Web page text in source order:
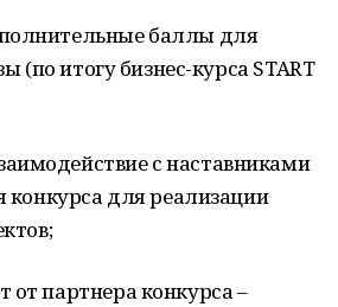
баллы для
(по итогу бизнес-курса START
с наставниками
конкурса для реализации
от партнера конкурса –